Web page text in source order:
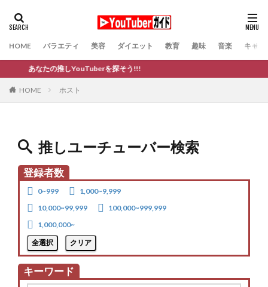
HOME バラエティ 美容 ダイエット 教育 趣味 音楽 キャバ
あなたの推しYouTuberを探そう!!!
HOME ホスト
推しユーチューバー検索
登録者数
0~999
1,000~9,999
10,000~99,999
100,000~999,999
1,000,000~
全選択
クリア
キーワード